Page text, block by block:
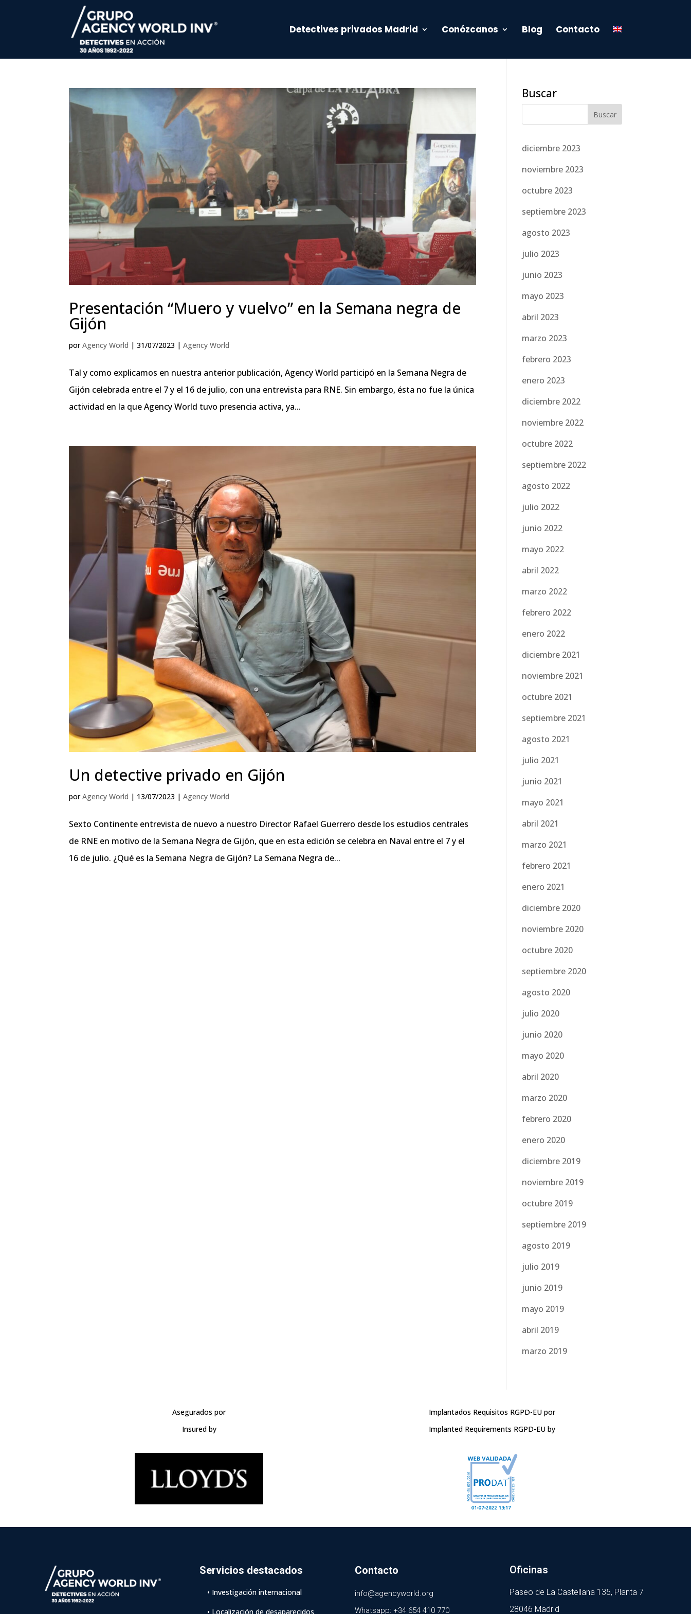
Detectives privados Madrid Conózcanos Blog Contacto
Presentación “Muero y vuelvo” en la Semana negra de
Gijón
porAgency World |31/07/2023 |Agency World
Tal y como explicamos en nuestra anterior publicación, Agency World participó en la Semana Negra de
Gijón celebrada entre el 7 y el 16 de julio, con una entrevista para RNE. Sin embargo, ésta no fue la única
actividad en la que Agency World tuvo presencia activa, ya...
Un detective privado en Gijón
porAgency World | 13/07/2023 |Agency World
Sexto Continente entrevista de nuevo a nuestro Director Rafael Guerrero desde los estudios centrales
de RNE en motivo de la Semana Negra de Gijón, que en esta edición se celebra en Naval entre el 7 y el
16 de julio. ¿Qué es la Semana Negra de Gijón? La Semana Negra de...
Buscar
diciembre 2023
noviembre 2023
octubre 2023
septiembre 2023
agosto 2023
julio 2023
junio 2023
mayo 2023
abril 2023
marzo 2023
febrero 2023
enero 2023
diciembre 2022
noviembre 2022
octubre 2022
septiembre 2022
agosto 2022
julio 2022
junio 2022
mayo 2022
abril 2022
marzo 2022
febrero 2022
enero 2022
diciembre 2021
noviembre 2021
octubre 2021
septiembre 2021
agosto 2021
julio 2021
junio 2021
mayo 2021
abril 2021
marzo 2021
febrero 2021
enero 2021
diciembre 2020
noviembre 2020
octubre 2020
septiembre 2020
agosto 2020
julio 2020
junio 2020
mayo 2020
abril 2020
marzo 2020
febrero 2020
enero 2020
diciembre 2019
noviembre 2019
octubre 2019
septiembre 2019
agosto 2019
julio 2019
junio 2019
mayo 2019
abril 2019
marzo 2019
Asegurados por
Insured by
Implantados Requisitos RGPD-EU por
Implanted Requirements RGPD-EU by
Servicios destacados
• Investigación internacional
• Localización de desaparecidos
Contacto
info@agencyworld.org
Whatsapp: +34 654 410 770
Oficinas
Paseo de La Castellana 135, Planta 7
28046 Madrid